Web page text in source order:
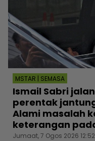
MSTAR | SEMASA
Ismail Sabri
perentak
Alami masalah
keterangan
Jumaat, 7 Ogos 2026 12:52